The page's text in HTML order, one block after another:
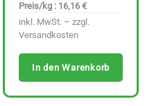
Preis/kg : 16,16 €
inkl. MwSt. – zzgl.
Versandkosten
In den Warenkorb